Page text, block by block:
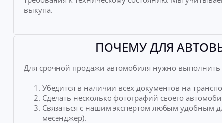
выкупа.
ПОЧЕМУ ДЛЯ
Для срочной продажи автомобиля нужно выполнить
Убедится в наличии всех документов на
Сделать несколько фотографий своего
Связаться с нашим экспертом любым удобным
месенджер).